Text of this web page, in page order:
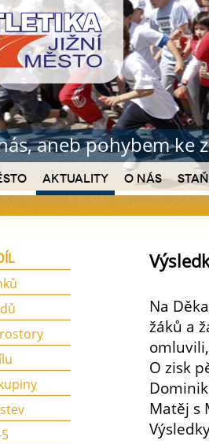
aneb pohybem ke
Aktuality O nás
Na
žáků a
O zisk
Matěj s